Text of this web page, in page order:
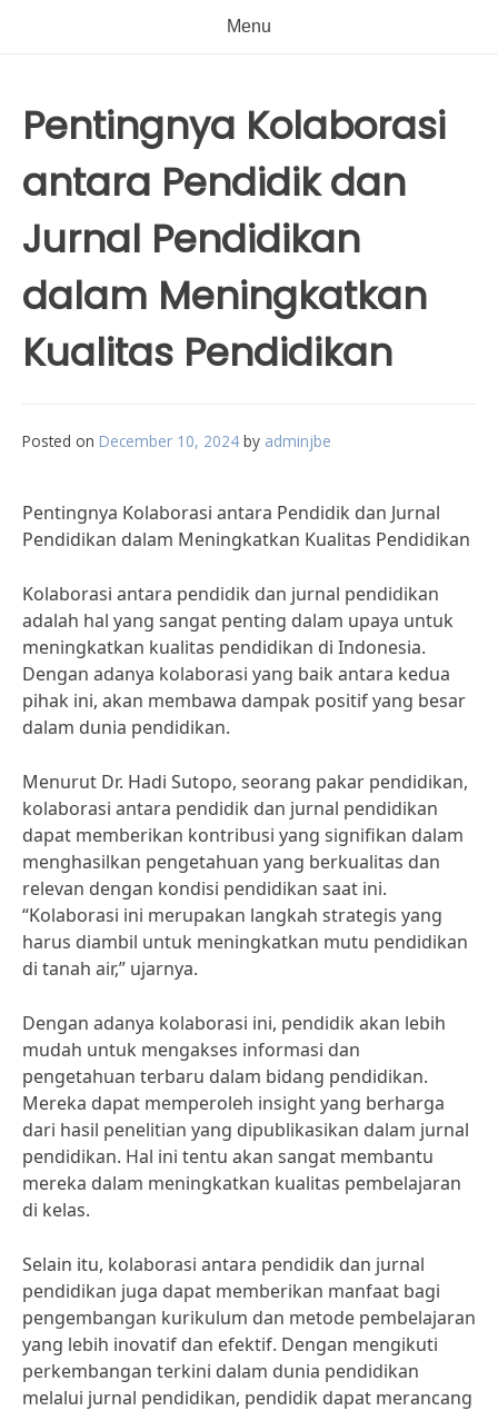
Menu
Pentingnya Kolaborasi
antara Pendidik dan
Jurnal Pendidikan
dalam Meningkatkan
Kualitas Pendidikan
Posted on December 10, 2024 by adminjbe
Pentingnya Kolaborasi antara Pendidik dan Jurnal
Pendidikan dalam Meningkatkan Kualitas Pendidikan
Kolaborasi antara pendidik dan jurnal pendidikan
adalah hal yang sangat penting dalam upaya untuk
meningkatkan kualitas pendidikan di Indonesia.
Dengan adanya kolaborasi yang baik antara kedua
pihak ini, akan membawa dampak positif yang besar
dalam dunia pendidikan.
Menurut Dr. Hadi Sutopo, seorang pakar pendidikan,
kolaborasi antara pendidik dan jurnal pendidikan
dapat memberikan kontribusi yang signifikan dalam
menghasilkan pengetahuan yang berkualitas dan
relevan dengan kondisi pendidikan saat ini.
“Kolaborasi ini merupakan langkah strategis yang
harus diambil untuk meningkatkan mutu pendidikan
di tanah air,” ujarnya.
Dengan adanya kolaborasi ini, pendidik akan lebih
mudah untuk mengakses informasi dan
pengetahuan terbaru dalam bidang pendidikan.
Mereka dapat memperoleh insight yang berharga
dari hasil penelitian yang dipublikasikan dalam jurnal
pendidikan. Hal ini tentu akan sangat membantu
mereka dalam meningkatkan kualitas pembelajaran
di kelas.
Selain itu, kolaborasi antara pendidik dan jurnal
pendidikan juga dapat memberikan manfaat bagi
pengembangan kurikulum dan metode pembelajaran
yang lebih inovatif dan efektif. Dengan mengikuti
perkembangan terkini dalam dunia pendidikan
melalui jurnal pendidikan, pendidik dapat merancang